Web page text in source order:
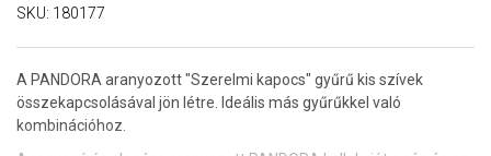
SKU: 180177
A PANDORA aranyozott "Szerelmi kapocs" gyűrű kis szívek
összekapcsolásával jön létre. Ideális más gyűrűkkel való
kombinációhoz.